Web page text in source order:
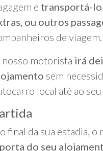
e transportá-lo
ou outros
de viagem.
nosso motorista irá
sem
local até ao
final da sua estadia,
do seu